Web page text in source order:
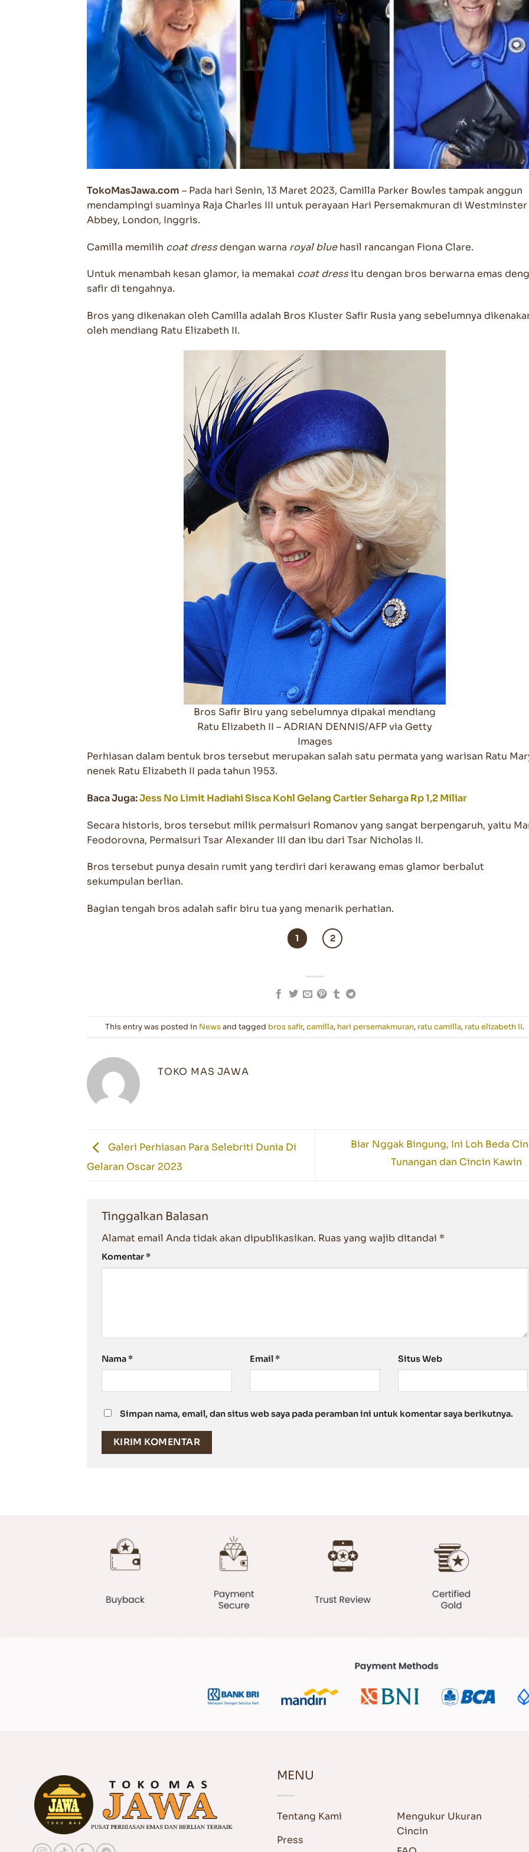
TokoMasJawa.com – Pada hari Senin, 13 Maret 2023, Camilla Parker Bowles tampak anggun
mendampingi suaminya Raja Charles III untuk perayaan Hari Persemakmuran di Westminster
Abbey, London, Inggris.
Camilla memilih coat dressdengan warna royal bluehasil rancangan Fiona Clare.
Untuk menambah kesan glamor, ia memakai coat dressitu dengan bros berwarna emas
safir di tengahnya.
Bros yang dikenakan oleh Camilla adalah Bros Kluster Safir Rusia yang sebelumnya
oleh mendiang Ratu Elizabeth II.
Bros Safir Biru yang sebelumnya dipakai mendiang
Ratu Elizabeth II – ADRIAN DENNIS/AFP via Getty
Images
Perhiasan dalam bentuk bros tersebut merupakan salah satu permata yang warisan Ratu
nenek Ratu Elizabeth II pada tahun 1953.
Baca Juga:Jess No Limit Hadiahi Sisca Kohl Gelang Cartier Seharga Rp 1,2 Miliar
Secara historis, bros tersebut milik permaisuri Romanov yang sangat berpengaruh, yaitu
Feodorovna, Permaisuri Tsar Alexander III dan ibu dari Tsar Nicholas II.
Bros tersebut punya desain rumit yang terdiri dari kerawang emas glamor berbalut
sekumpulan berlian.
Bagian tengah bros adalah safir biru tua yang menarik perhatian.
1 2
This entry was posted in Newsand tagged bros safir,camilla, hari persemakmuran, ratu camilla, ratu elizabeth II.
TOKO MAS JAWA
Galeri Perhiasan Para Selebriti Dunia Di
Gelaran Oscar 2023
Biar Nggak Bingung, Ini Loh Beda
Tunangan dan Cincin Kawin
Tinggalkan Balasan
Alamat email Anda tidak akan dipublikasikan. Ruas yang wajib ditandai *
Komentar*
Nama* Email* Situs Web
Simpan nama, email, dan situs web saya pada peramban ini untuk komentar saya berikutnya.
MENU
Tentang Kami
Press
Mengukur Ukuran
Cincin